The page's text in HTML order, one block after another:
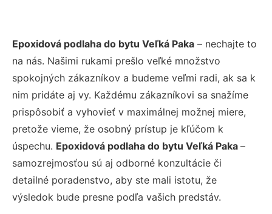
Epoxidová podlaha do bytu Veľká Paka – nechajte to
na nás. Našimi rukami prešlo veľké množstvo
spokojných zákazníkov a budeme veľmi radi, ak sa k
nim pridáte aj vy. Každému zákazníkovi sa snažíme
prispôsobiť a vyhovieť v maximálnej možnej miere,
pretože vieme, že osobný prístup je kľúčom k
úspechu. Epoxidová podlaha do bytu Veľká Paka –
samozrejmosťou sú aj odborné konzultácie či
detailné poradenstvo, aby ste mali istotu, že
výsledok bude presne podľa vašich predstáv.